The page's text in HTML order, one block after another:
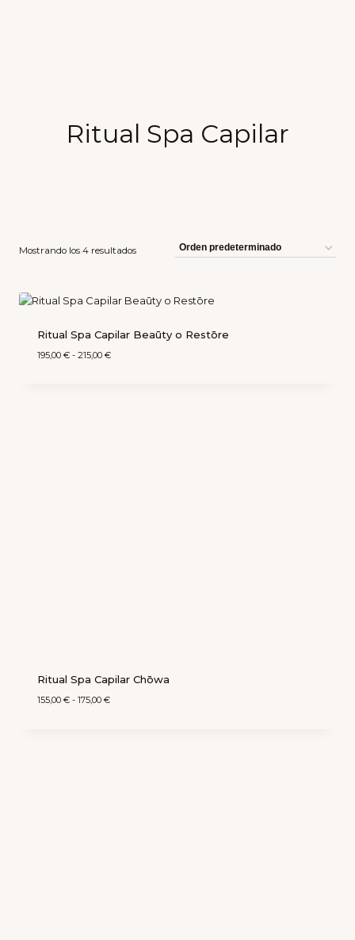
Ritual Spa Capilar
Mostrando los 4 resultados
Ritual Spa Capilar Beaūty o Restōre
195,00 € - 215,00 €
Ritual Spa Capilar Chōwa
155,00 € - 175,00 €